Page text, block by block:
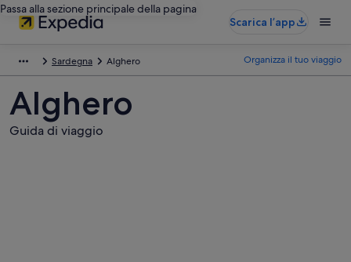
Passa alla sezione principale della pagina
Scarica l’app
Sardegna Alghero Organizza il tuo viaggio
Alghero
Guida di viaggio